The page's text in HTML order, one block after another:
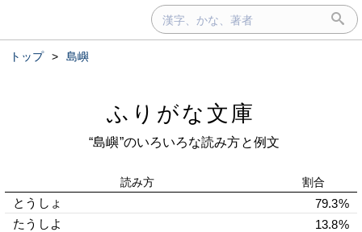
トップ > 島嶼
ふりがな文庫
“島嶼”のいろいろな読み方と例文
読み方 割合
とうしょ
79.3%
たうしよ
13.8%